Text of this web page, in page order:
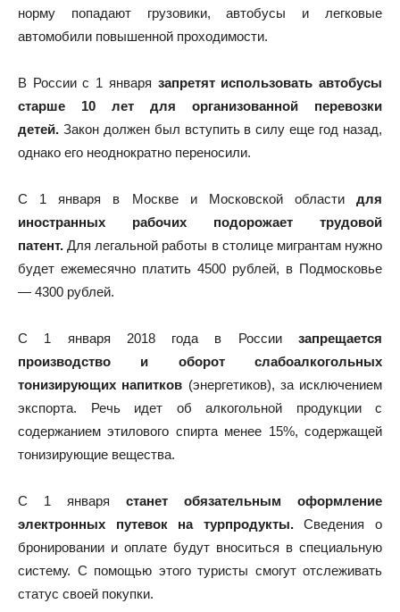
норму попадают грузовики, автобусы и легковые
автомобили повышенной проходимости.
В России с 1 января запретят использовать автобусы
старше 10 лет для организованной перевозки
детей. Закон должен был вступить в силу еще год назад,
однако его неоднократно переносили.
С 1 января в Москве и Московской областидля
иностранных рабочих подорожает трудовой
патент. Для легальной работы в столице мигрантам нужно
будет ежемесячно платить 4500 рублей, в Подмосковье
— 4300 рублей.
С 1 января 2018 года в России запрещается
производство и оборот слабоалкогольных
тонизирующих напитков (энергетиков), за исключением
экспорта. Речь идет об алкогольной продукции с
содержанием этилового спирта менее 15%, содержащей
тонизирующие вещества.
С 1 января станет обязательным оформление
электронных путевок на турпродукты.Сведения о
бронировании и оплате будут вноситься в специальную
систему. С помощью этого туристы смогут отслеживать
статус своей покупки.